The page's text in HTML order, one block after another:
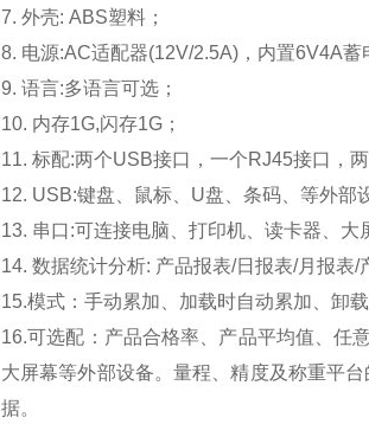
7. 外壳: ABS塑料；
8. 电源:AC适配器(12V/2.5A)，内置6V4A蓄
9. 语言:多语言可选；
10. 内存1G,闪存1G；
11. 标配:两个USB接口，一个RJ45接口，
12. USB:键盘、鼠标、U盘、条码、等外部
13. 串口:可连接电脑、打印机、读卡器、大
14. 数据统计分析: 产品报表/日报表/月报表
15.模式：手动累加、加载时自动累加、卸
16.可选配：产品合格率、产品平均值、任
大屏幕等外部设备。量程、精度及称重平
据。